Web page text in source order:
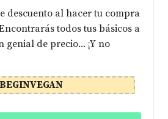
descuento al hacer tu compra
todos tus básicos a
genial de precio... ¡Y no
BEGINVEGAN